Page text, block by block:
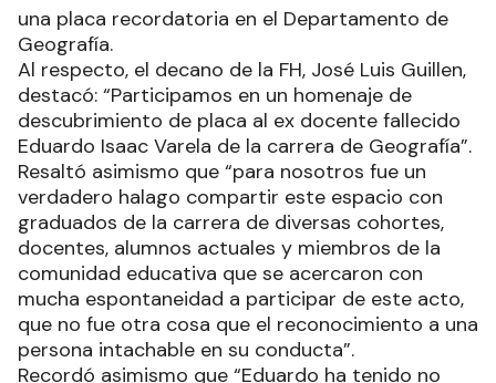
una placa recordatoria en el Departamento de
Geografía.
Al respecto, el decano de la FH, José Luis Guillen,
destacó: “Participamos en un homenaje de
descubrimiento de placa al ex docente fallecido
Eduardo Isaac Varela de la carrera de Geografía”.
Resaltó asimismo que “para nosotros fue un
verdadero halago compartir este espacio con
graduados de la carrera de diversas cohortes,
docentes, alumnos actuales y miembros de la
comunidad educativa que se acercaron con
mucha espontaneidad a participar de este acto,
que no fue otra cosa que el reconocimiento a una
persona intachable en su conducta”.
Recordó asimismo que “Eduardo ha tenido no